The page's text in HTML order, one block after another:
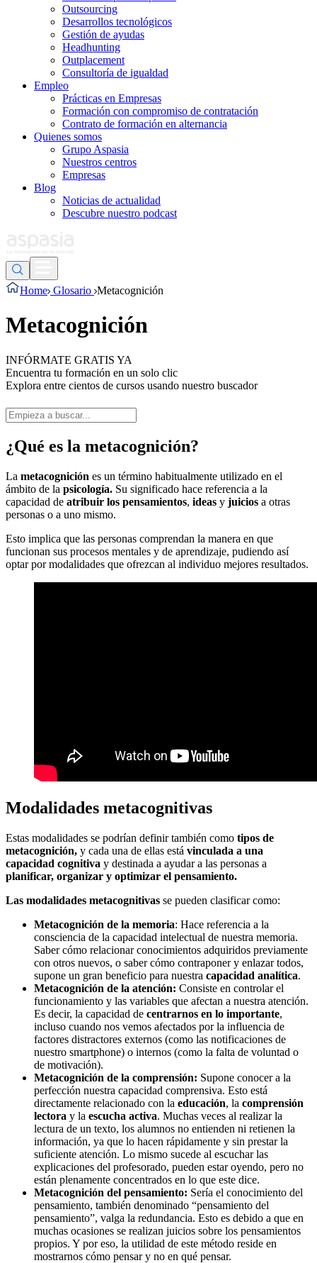
Outsourcing
Desarrollos tecnológicos
Gestión de ayudas
Headhunting
Outplacement
Consultoría de igualdad
Empleo
Prácticas en Empresas
Formación con compromiso de contratación
Contrato de formación en alternancia
Quienes somos
Grupo Aspasia
Nuestros centros
Empresas
Blog
Noticias de actualidad
Descubre nuestro podcast
Home Glosario Metacognición
Metacognición
INFÓRMATE GRATIS YA
Encuentra tu formación en un solo clic
Explora entre cientos de cursos usando nuestro buscador
¿Qué es la metacognición?
La metacognición es un término habitualmente utilizado en el
ámbito de la psicología. Su significado hace referencia a la
capacidad de atribuir los pensamientos, ideas y juicios a otras
personas o a uno mismo.
Esto implica que las personas comprendan la manera en que
funcionan sus procesos mentales y de aprendizaje, pudiendo así
optar por modalidades que ofrezcan al individuo mejores resultados.
Modalidades metacognitivas
Estas modalidades se podrían definir también como tipos de
metacognición, y cada una de ellas está vinculada a una
capacidad cognitiva y destinada a ayudar a las personas a
planificar, organizar y optimizar el pensamiento.
Las modalidades metacognitivas se pueden clasificar como:
Metacognición de la memoria: Hace referencia a la
consciencia de la capacidad intelectual de nuestra memoria.
Saber cómo relacionar conocimientos adquiridos previamente
con otros nuevos, o saber cómo contraponer y enlazar todos,
supone un gran beneficio para nuestra capacidad analítica.
Metacognición de la atención: Consiste en controlar el
funcionamiento y las variables que afectan a nuestra atención.
Es decir, la capacidad de centrarnos en lo importante,
incluso cuando nos vemos afectados por la influencia de
factores distractores externos (como las notificaciones de
nuestro smartphone) o internos (como la falta de voluntad o
de motivación).
Metacognición de la comprensión: Supone conocer a la
perfección nuestra capacidad comprensiva. Esto está
directamente relacionado con la educación, la comprensión
lectora y la escucha activa. Muchas veces al realizar la
lectura de un texto, los alumnos no entienden ni retienen la
información, ya que lo hacen rápidamente y sin prestar la
suficiente atención. Lo mismo sucede al escuchar las
explicaciones del profesorado, pueden estar oyendo, pero no
están plenamente concentrados en lo que este dice.
Metacognición del pensamiento: Sería el conocimiento del
pensamiento, también denominado “pensamiento del
pensamiento”, valga la redundancia. Esto es debido a que en
muchas ocasiones se realizan juicios sobre los pensamientos
propios. Y por eso, la utilidad de este método reside en
mostrarnos cómo pensar y no en qué pensar.